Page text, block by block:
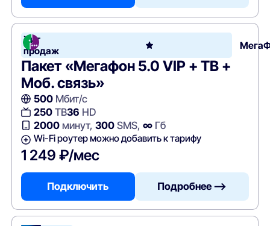
Хит
продаж
Пакет «Мегафон 5.0 VIP + ТВ +
Моб. связь»
500Мбит/с
250ТВ36 HD
2000минут, 300SMS, ∞Гб
Wi-Fi роутер можно добавить к тарифу
1 249 ₽/мес
Подключить Подробнее —>